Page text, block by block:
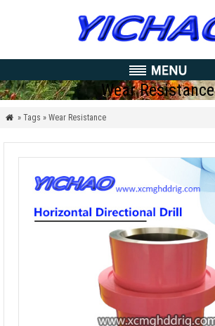
Wear Resistance
 » Tags » Wear Resistance